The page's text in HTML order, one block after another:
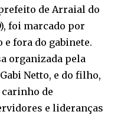
de Arraial do
foi marcado por
fora do gabinete.
organizada pela
Netto, e do filho,
carinho de
e lideranças